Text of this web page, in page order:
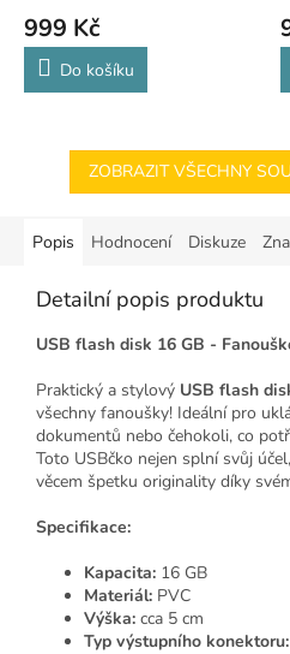
999 Kč
Do košíku
ZOBRAZIT VŠECHNY
Popis Hodnocení Diskuze
Detailní popis produktu
USB flash disk 16 GB -
Praktický a stylový USB flash
všechny fanoušky! Ideální pro
dokumentů nebo čehokoli, co
Toto USBčko nejen splní svůj
věcem špetku originality díky
Specifikace:
Kapacita: 16 GB
Materiál: PVC
Výška: cca 5 cm
Typ výstupního konektoru: